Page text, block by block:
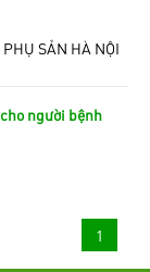
SẢN HÀ NỘI
người bệnh
1